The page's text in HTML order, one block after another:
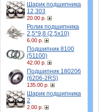
Шарик подшипника
12,303
20.00 р.
Ролик подшипника
2,5*9,8 (2,5х10)
6.00 р.
Подшипник 8100
(51100)
42.00 р.
Подшипник 180206
(6206-2RS)
135.00 р.
Шарик подшипника
2
2.00 р.